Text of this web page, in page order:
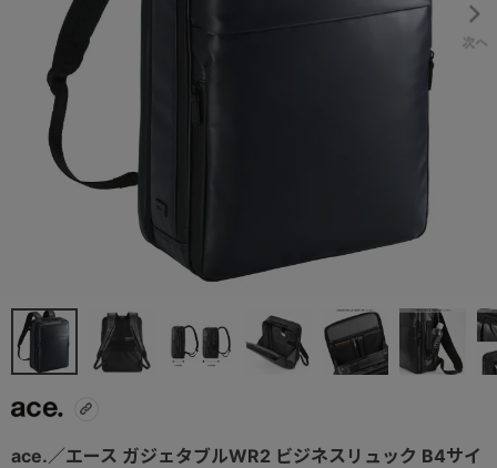
ace.／エース ガジェタブルWR2 ビジネスリュック B4サイ